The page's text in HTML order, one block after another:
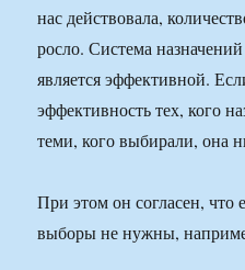
нас действовала,
росло. Система
является эффективной.
эффективность тех, кого
теми, кого выбирали, она
При этом он согласен, что
выборы не нужны,